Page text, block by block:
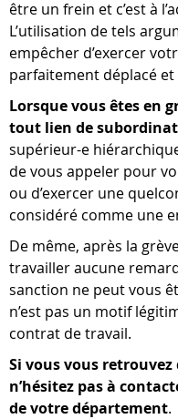
être un frein et c’est à
L’utilisation de tels
empêcher d’exercer
parfaitement déplacé
Lorsque vous êtes en
tout lien de
supérieur-e
de vous appeler pour
ou d’exercer une
considéré comme une
De même, après la
travailler aucune
sanction ne peut vous
n’est pas un motif
contrat de travail.
Si vous vous
n’hésitez pas à
de votre département.